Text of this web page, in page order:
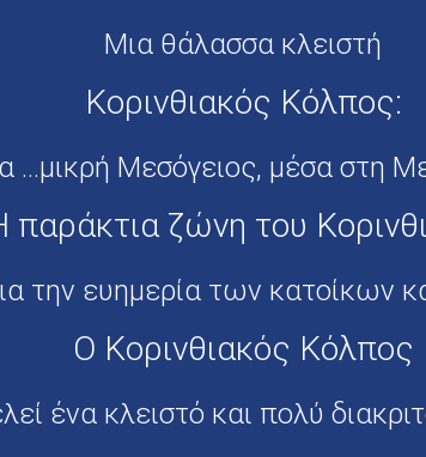
Μια θάλασσα κλειστή
Κορινθιακός Κόλπος:
...μικρή Μεσόγειος, μέσα στη
παράκτια ζώνη του
την ευημερία των κατοίκων
Ο Κορινθιακός Κόλπος
ένα κλειστό και πολύ